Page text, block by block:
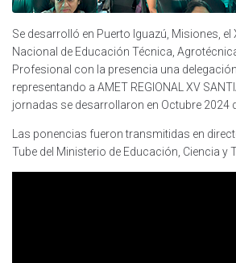
Se desarrolló en Puerto Iguazú, Misiones, el
Nacional de Educación Técnica,
Profesional con la presencia una
representando a AMET REGIONAL XV
jornadas se desarrollaron en Octubre 2024
Las ponencias fueron transmitidas en
Tube del Ministerio de Educación, Ciencia y